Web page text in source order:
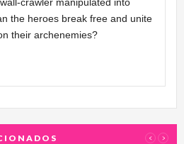
the heroes break free and unite
their archenemies?
‹ ›